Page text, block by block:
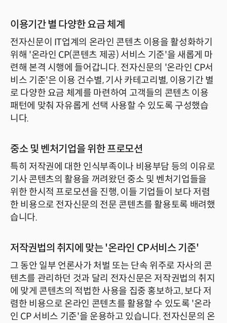
이용기간 별 다양한 요금 체계
전자신문이 IT업계의 온라인 콘텐츠 이용을 활성화하기
위해 '온라인 CP(콘텐츠 제공) 서비스 기준'을 새롭게 마
련해 본격 시행에 들어갑니다. 전자신문의 '온라인 CP서
비스 기준'은 이용 건수별, 기사 카테고리별, 이용기간 별
로 다양한 요금 체계를 마련하여 고객들의 콘텐츠 이용
패턴에 맞춰 자유롭게 선택 사용할 수 있도록 구성했습
니다.
중소 및 벤처기업을 위한 프로모션
특히 저작권에 대한 인식부족이나 비용부담 등의 이유로
기사 콘텐츠의 활용을 꺼려왔던 중소 및 벤처기업들을
위한 한시적 프로모션을 진행, 이들 기업들이 보다 저렴
한 비용으로 전자신문의 전문 콘텐츠를 활용토록 배려했
습니다.
저작권법의 취지에 맞는 '온라인 CP서비스 기준'
그 동안 일부 언론사가 처벌 또는 단속 위주로 자사의 콘
텐츠를 관리하던 것과 달리 전자신문은 저작권법의 취지
에 맞게 콘텐츠의 적법한 사용을 집중 홍보하고, 보다 저
렴한 비용으로 온라인 콘텐츠를 활용할 수 있도록 '온라
인 CP 서비스 기준'을 운용하고 있습니다. 전자신문의 온